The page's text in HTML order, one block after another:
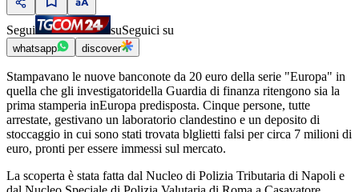
Segui suSeguici su
whatsapp discover
Stampavano le nuove banconote da 20 euro della serie "Europa" in
quella che gli investigatoridella Guardia di finanza ritengono sia la
prima stamperia inEuropa predisposta. Cinque persone, tutte
arrestate, gestivano un laboratorio clandestino e un deposito di
stoccaggio in cui sono stati trovata blglietti falsi per circa 7 milioni di
euro, pronti per essere immessi sul mercato.
La scoperta è stata fatta dal Nucleo di Polizia Tributaria di Napoli e